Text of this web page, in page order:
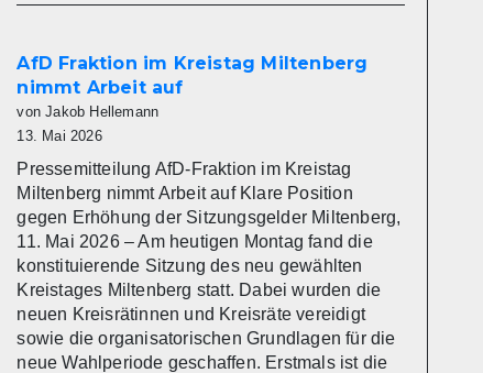
Miltenberg
eine
AfD Fraktion im Kreistag Miltenberg
nimmt Arbeit auf
von Jakob Hellemann
13. Mai 2026
Pressemitteilung AfD-Fraktion im Kreistag
Miltenberg nimmt Arbeit auf Klare Position
gegen Erhöhung der Sitzungsgelder Miltenberg,
11. Mai 2026 – Am heutigen Montag fand die
konstituierende Sitzung des neu gewählten
Kreistages Miltenberg statt. Dabei wurden die
neuen Kreisrätinnen und Kreisräte vereidigt
sowie die organisatorischen Grundlagen für die
neue Wahlperiode geschaffen. Erstmals ist die